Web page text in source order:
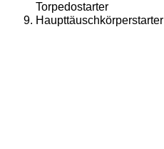
Torpedostarter
Haupttäuschkörperstarter